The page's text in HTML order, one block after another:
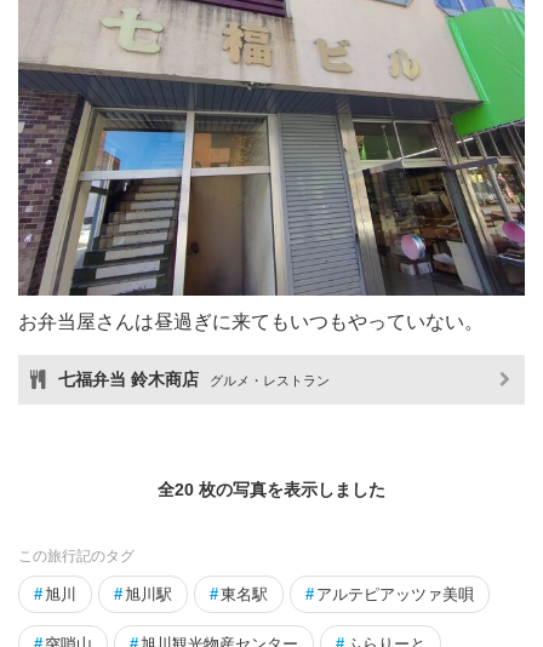
お弁当屋さんは昼過ぎに来てもいつもやっていない。
七福弁当 鈴木商店 グルメ・レストラン
全20 枚の写真を表示しました
この旅行記のタグ
#旭川 #旭川駅 #東名駅 # アルテピアッツァ美唄